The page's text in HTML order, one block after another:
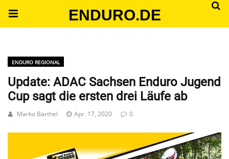
ENDURO.DE
ENDURO REGIONAL
Update: ADAC Sachsen Enduro Jugend
Cup sagt die ersten drei Läufe ab
Marko Barthel Apr. 17, 2020 0